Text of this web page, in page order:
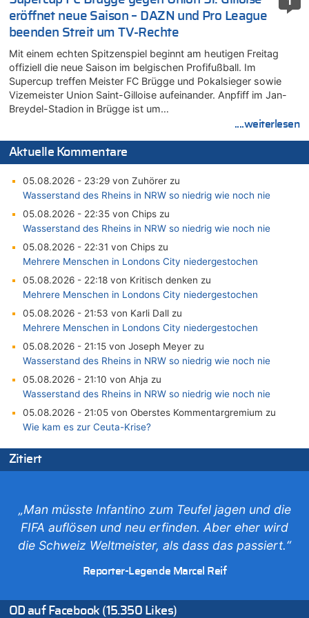
eröffnet neue Saison – DAZN und Pro League
beenden Streit um TV-Rechte
Mit einem echten Spitzenspiel beginnt am heutigen Freitag
offiziell die neue Saison im belgischen Profifußball. Im
Supercup treffen Meister FC Brügge und Pokalsieger sowie
Vizemeister Union Saint-Gilloise aufeinander. Anpfiff im Jan-
Breydel-Stadion in Brügge ist um…
....weiterlesen
Aktuelle Kommentare
05.08.2026 - 23:29 von Zuhörer zu
Wasserstand des Rheins in NRW so niedrig wie noch nie
05.08.2026 - 22:35 von Chips zu
Wasserstand des Rheins in NRW so niedrig wie noch nie
05.08.2026 - 22:31 von Chips zu
Mehrere Menschen in Londons City niedergestochen
05.08.2026 - 22:18 von Kritisch denken zu
Mehrere Menschen in Londons City niedergestochen
05.08.2026 - 21:53 von Karli Dall zu
Mehrere Menschen in Londons City niedergestochen
05.08.2026 - 21:15 von Joseph Meyer zu
Wasserstand des Rheins in NRW so niedrig wie noch nie
05.08.2026 - 21:10 von Ahja zu
Wasserstand des Rheins in NRW so niedrig wie noch nie
05.08.2026 - 21:05 von Oberstes Kommentargremium zu
Wie kam es zur Ceuta-Krise?
05.08.2026 - 20:50 von Tierexperte zu
Aachen ab 11. August wieder Mekka des Pferdesports –
Belgien setzt bei Reit-WM auf starke Springreiter
Mehrere Menschen in Londons City niedergestochen
05.08.2026 - 20:36 von Islam Experte zu
Mehrere Menschen in Londons City niedergestochen
Wasserstand des Rheins in NRW so niedrig wie noch nie
Wasserstand des Rheins in NRW so niedrig wie noch nie
Zitiert
„Man müsste Infantino zum Teufel jagen und die
FIFA auflösen und neu erfinden. Aber eher wird
die Schweiz Weltmeister, als dass das passiert.“
Reporter-Legende Marcel Reif
OD auf Facebook (15.350 Likes)